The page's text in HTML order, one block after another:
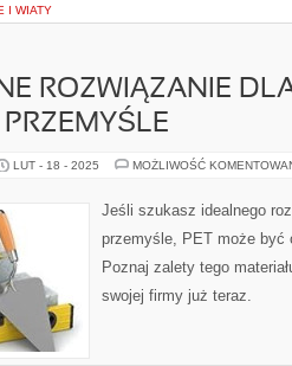
I WIATY
ROZWIĄZANIE
PRZEMYŚLE
LUT - 18 - 2025 MOŻLIWOŚĆ
Jeśli szukasz idealnego
przemyśle, PET może być
Poznaj zalety tego
swojej firmy już teraz.